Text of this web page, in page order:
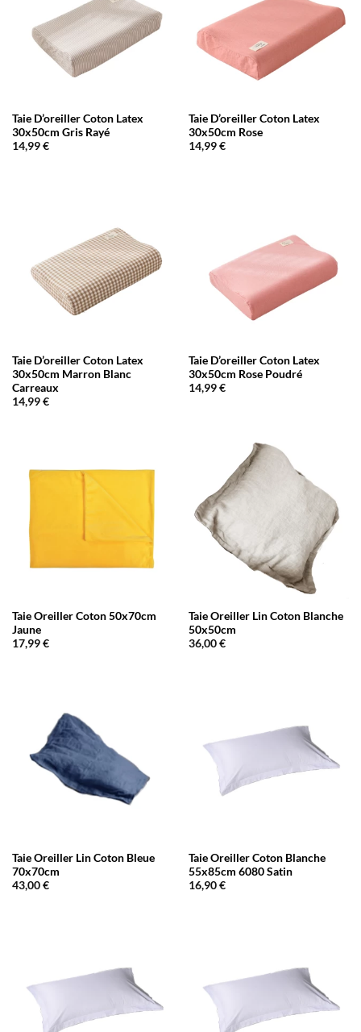
Taie D’oreiller Coton Latex
30x50cm Gris Rayé
14,99€
Taie D’oreiller Coton Latex
30x50cm Rose
14,99€
Taie D’oreiller Coton Latex
30x50cm Marron Blanc
Carreaux
14,99€
Taie D’oreiller Coton Latex
30x50cm Rose Poudré
14,99€
Taie Oreiller Coton 50x70cm
Jaune
17,99€
Taie Oreiller Lin Coton Blanche
50x50cm
36,00€
Taie Oreiller Lin Coton Bleue
70x70cm
43,00€
Taie Oreiller Coton Blanche
55x85cm 6080 Satin
16,90€